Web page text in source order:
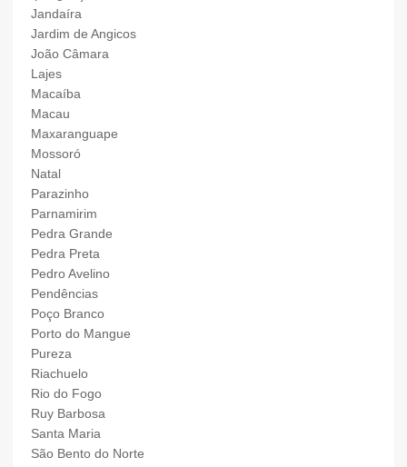
Jandaíra
Jardim de Angicos
João Câmara
Lajes
Macaíba
Macau
Maxaranguape
Mossoró
Natal
Parazinho
Parnamirim
Pedra Grande
Pedra Preta
Pedro Avelino
Pendências
Poço Branco
Porto do Mangue
Pureza
Riachuelo
Rio do Fogo
Ruy Barbosa
Santa Maria
São Bento do Norte